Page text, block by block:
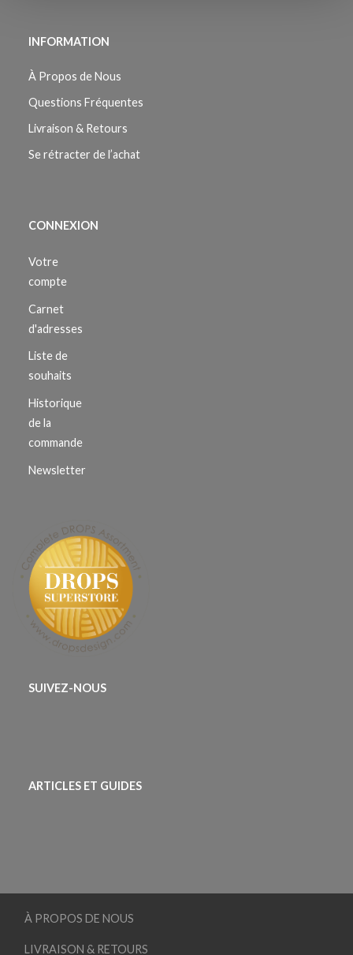
INFORMATION
À Propos de Nous
Questions Fréquentes
Livraison & Retours
Se rétracter de l’achat
CONNEXION
Votre
compte
Carnet
d'adresses
Liste de
souhaits
Historique
de la
commande
Newsletter
SUIVEZ-NOUS
ARTICLES ET GUIDES
À PROPOS DE NOUS
LIVRAISON & RETOURS